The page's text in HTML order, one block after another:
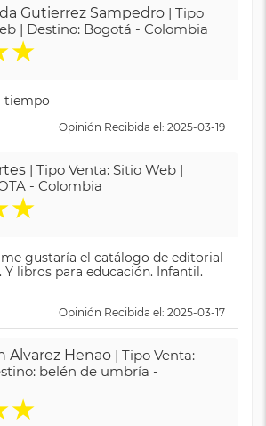
Gutierrez Sampedro | Tipo
| Destino: Bogotá - Colombia
★
tiempo
Opinión Recibida el: 2025-03-19
| Tipo Venta: Sitio Web |
- Colombia
★
gustaría el catálogo de editorial
libros para educación. Infantil.
Opinión Recibida el: 2025-03-17
Alvarez Henao | Tipo Venta:
belén de umbría -
★